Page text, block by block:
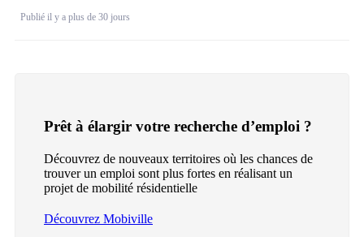
Publié il y a plus de 30 jours
Prêt à élargir votre recherche d’emploi ?
Découvrez de nouveaux territoires où les chances de
trouver un emploi sont plus fortes en réalisant un
projet de mobilité résidentielle
Découvrez Mobiville